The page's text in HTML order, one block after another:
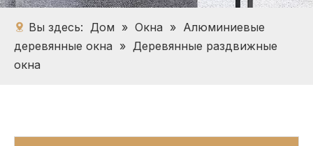
Вы здесь: Дом » Окна » Алюминиевые
деревянные окна » Деревянные раздвижные
окна